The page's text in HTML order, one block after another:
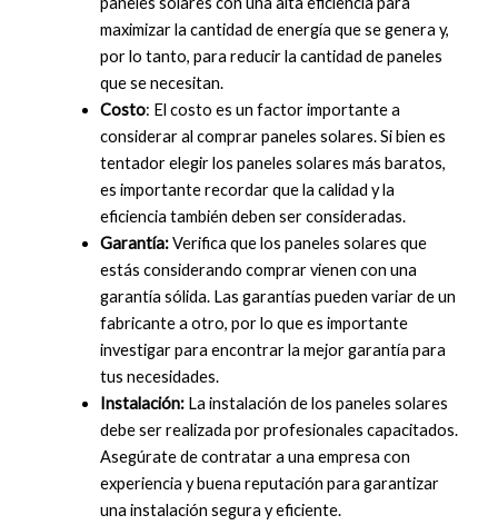
maximizar la cantidad de energía que se genera y,
por lo tanto, para reducir la cantidad de paneles
que se necesitan.
Costo: El costo es un factor importante a
considerar al comprar paneles solares. Si bien es
tentador elegir los paneles solares más baratos,
es importante recordar que la calidad y la
eficiencia también deben ser consideradas.
Garantía:Verifica que los paneles solares que
estás considerando comprar vienen con una
garantía sólida. Las garantías pueden variar de un
fabricante a otro, por lo que es importante
investigar para encontrar la mejor garantía para
tus necesidades.
Instalación: La instalación de los paneles solares
debe ser realizada por profesionales capacitados.
Asegúrate de contratar a una empresa con
experiencia y buena reputación para garantizar
una instalación segura y eficiente.